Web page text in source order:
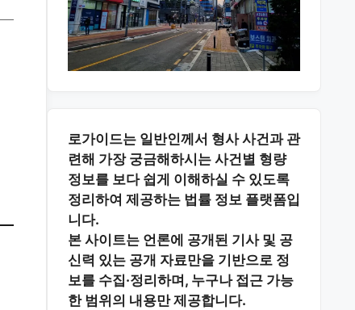
로가이드는 일반인께서 형사 사건과 관
련해 가장 궁금해하시는 사건별 형량
정보를 보다 쉽게 이해하실 수 있도록
정리하여 제공하는 법률 정보 플랫폼입
니다.
본 사이트는 언론에 공개된 기사 및 공
신력 있는 공개 자료만을 기반으로 정
보를 수집·정리하며, 누구나 접근 가능
한 범위의 내용만 제공합니다.